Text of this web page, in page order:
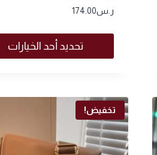
ر.س174.00
تحديد أحد الخيارات
تخفيض!